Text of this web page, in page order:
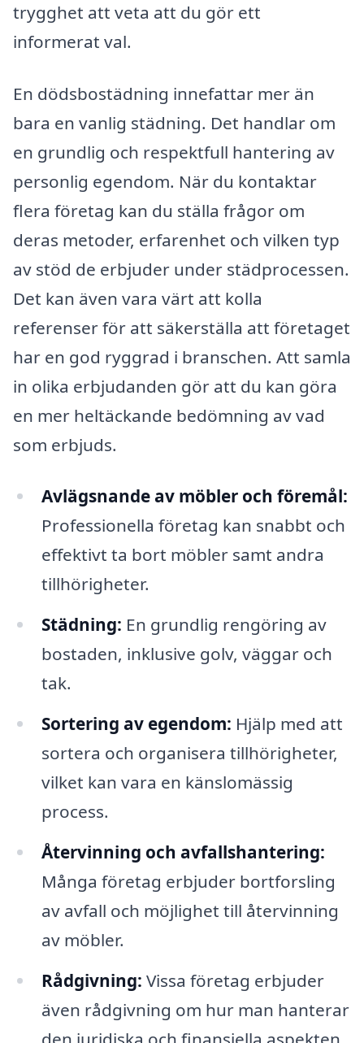
trygghet att veta att du gör ett
informerat val.
En dödsbostädning innefattar mer än
bara en vanlig städning. Det handlar om
en grundlig och respektfull hantering av
personlig egendom. När du kontaktar
flera företag kan du ställa frågor om
deras metoder, erfarenhet och vilken typ
av stöd de erbjuder under städprocessen.
Det kan även vara värt att kolla
referenser för att säkerställa att företaget
har en god ryggrad i branschen. Att samla
in olika erbjudanden gör att du kan göra
en mer heltäckande bedömning av vad
som erbjuds.
Avlägsnande av möbler och föremål:
Professionella företag kan snabbt och
effektivt ta bort möbler samt andra
tillhörigheter.
Städning: En grundlig rengöring av
bostaden, inklusive golv, väggar och
tak.
Sortering av egendom: Hjälp med att
sortera och organisera tillhörigheter,
vilket kan vara en känslomässig
process.
Återvinning och avfallshantering:
Många företag erbjuder bortforsling
av avfall och möjlighet till återvinning
av möbler.
Rådgivning: Vissa företag erbjuder
även rådgivning om hur man hanterar